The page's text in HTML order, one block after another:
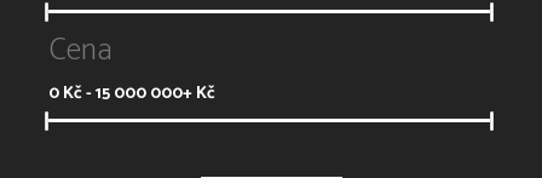
Cena
0Kč -15 000 000+Kč